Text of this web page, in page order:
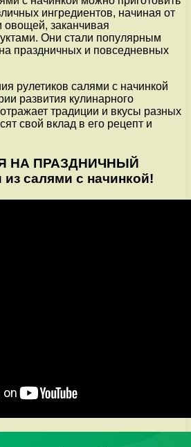
ингредиентов, начиная от
заканчивая
Они стали популярным
праздничных и повседневных
рулетиков салями с начинкой
развития кулинарного
традиции и вкусы разных
свой вклад в его рецепт и
НА ПРАЗДНИЧНЫЙ
салями с начинкой!